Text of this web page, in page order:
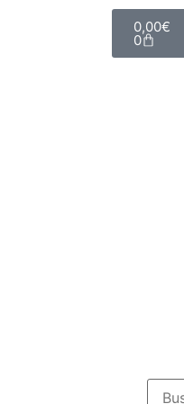
0,00€
0